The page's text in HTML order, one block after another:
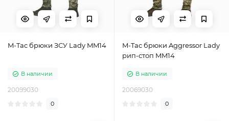
M-Tac брюки ЗСУ Lady MM14
В наличии
20099030
0
M-Tac брюки Aggressor Lady
рип-стоп MM14
В наличии
20069030
0